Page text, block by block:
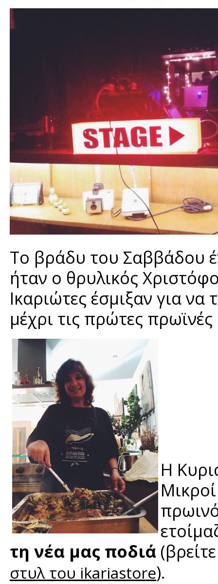
Το βράδυ του Σαββάδου
ήταν ο θρυλικός
Ικαριώτες έσμιξαν για
μέχρι τις πρώτες
Η
τη νέα μας ποδιά
στυλ του ikariastore).